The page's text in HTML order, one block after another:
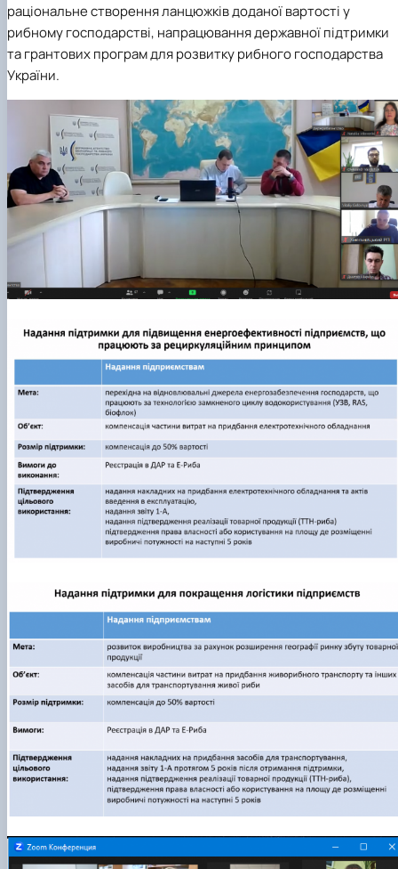
раціональне створення ланцюжків доданої вартості у
рибному господарстві, напрацювання державної підтримки
та грантових програм для розвитку рибного господарства
України.